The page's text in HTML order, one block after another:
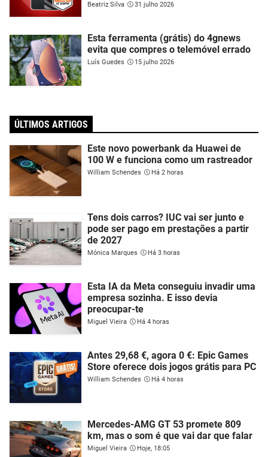
Beatriz Silva 31 julho 2026
Esta ferramenta (grátis) do 4gnews
evita que compres o telemóvel errado
Luís Guedes 15 julho 2026
ÚLTIMOS ARTIGOS
Este novo powerbank da Huawei de
100 W e funciona como um rastreador
William Schendes Há 2 horas
Tens dois carros? IUC vai ser junto e
pode ser pago em prestações a partir
de 2027
Mónica Marques Há 3 horas
Esta IA da Meta conseguiu invadir uma
empresa sozinha. E isso devia
preocupar-te
Miguel Vieira Há 4 horas
Antes 29,68 €, agora 0 €: Epic Games
Store oferece dois jogos grátis para PC
William Schendes Há 4 horas
Mercedes-AMG GT 53 promete 809
km, mas o som é que vai dar que falar
Miguel Vieira Hoje, 18:05